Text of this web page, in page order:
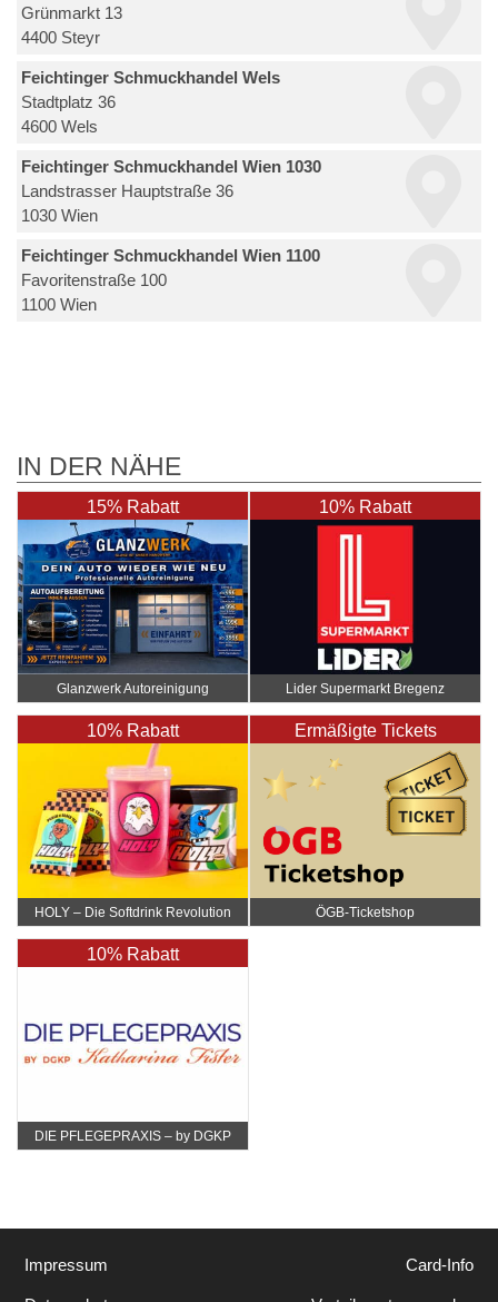
Grünmarkt 13
4400 Steyr
Feichtinger Schmuckhandel Wels
Stadtplatz 36
4600 Wels
Feichtinger Schmuckhandel Wien 1030
Landstrasser Hauptstraße 36
1030 Wien
Feichtinger Schmuckhandel Wien 1100
Favoritenstraße 100
1100 Wien
IN DER NÄHE
15% Rabatt
Glanzwerk Autoreinigung
10% Rabatt
Lider Supermarkt Bregenz
10% Rabatt
HOLY – Die Softdrink Revolution
Ermäßigte Tickets
ÖGB-Ticketshop
10% Rabatt
DIE PFLEGEPRAXIS – by DGKP
Impressum Card-Info